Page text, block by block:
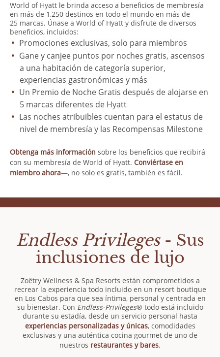
World of Hyatt le brinda acceso a beneficios de membresía
en más de 1,250 destinos en todo el mundo en más de
25 marcas. Únase a World of Hyatt y disfrute de diversos
beneficios, incluidos:
Promociones exclusivas, solo para miembros
Gane y canjee puntos por noches gratis, ascensos
a una habitación de categoría superior,
experiencias gastronómicas y más
Un Premio de Noche Gratis después de alojarse en
5 marcas diferentes de Hyatt
Las noches atribuibles cuentan para el estatus de
nivel de membresía y las Recompensas Milestone
Obtenga más información sobre los beneficios que recibirá
con su membresía de World of Hyatt. Conviértase en
miembro ahora—, no solo es gratis, también es fácil.
Endless Privileges- Sus
inclusiones de lujo
Zoëtry Wellness & Spa Resorts están comprometidos a
recrear la experiencia todo incluido en un resort boutique
en Los Cabos para que sea íntima, personal y centrada en
su bienestar. Con Endless-Privileges® todo está incluido
durante su estadía, desde un servicio personal hasta
experiencias personalizadas y únicas, comodidades
exclusivas y una auténtica cocina gourmet de uno de
nuestros restaurantes y bares.